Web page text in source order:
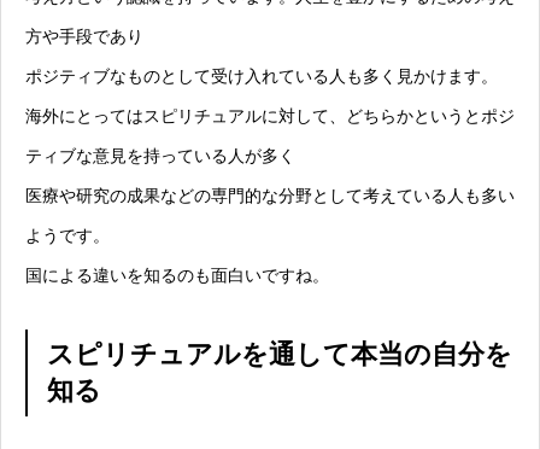
方や手段であり
ポジティブなものとして受け入れている人も多く見かけます。
海外にとってはスピリチュアルに対して、どちらかというとポジ
ティブな意見を持っている人が多く
医療や研究の成果などの専門的な分野として考えている人も多い
ようです。
国による違いを知るのも面白いですね。
スピリチュアルを通して本当の自分を
知る